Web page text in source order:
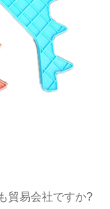
貿易会社ですか?